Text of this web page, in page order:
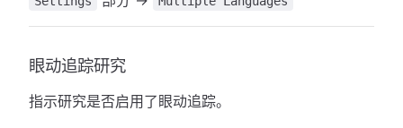
眼动追踪研究
指示研究是否启用了眼动追踪。